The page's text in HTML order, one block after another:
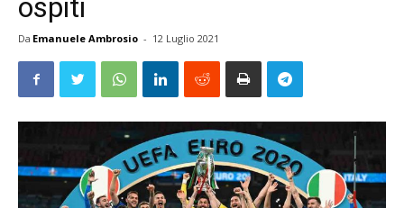
ospiti
Da Emanuele Ambrosio - 12 Luglio 2021